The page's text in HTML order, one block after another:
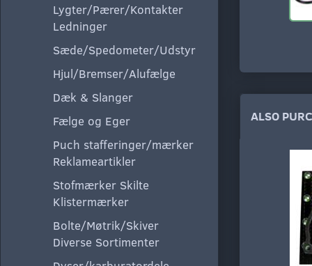
Lygter/Pærer/Kontakter
Ledninger
Sæde/Spedometer/Udstyr
Hjul/Bremser/Alufælge
Dæk & Slanger
Fælge og Eger
Puch stafferinger/mærker
Reklameartikler
Stofmærker Skilte
Klistermærker
Bolte/Møtrik/Skiver
Diverse Sortimenter
ALSO